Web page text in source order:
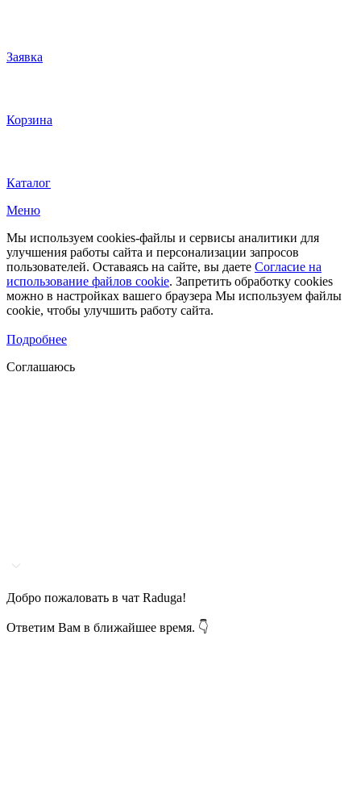
Заявка
Корзина
Каталог
Меню
Мы используем cookies-файлы и сервисы аналитики для
улучшения работы сайта и персонализации запросов
пользователей. Оставаясь на сайте, вы даете Согласие на
использование файлов cookie. Запретить обработку cookies
можно в настройках вашего браузера Мы используем файлы
cookie, чтобы улучшить работу сайта.
Подробнее
Соглашаюсь
Добро пожаловать в чат Raduga!
Ответим Вам в ближайшее время. 👇